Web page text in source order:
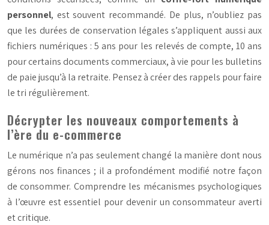
personnel, est souvent recommandé. De plus, n’oubliez pas
que les durées de conservation légales s’appliquent aussi aux
fichiers numériques : 5 ans pour les relevés de compte, 10 ans
pour certains documents commerciaux, à vie pour les bulletins
de paie jusqu’à la retraite. Pensez à créer des rappels pour faire
le tri régulièrement.
Décrypter les nouveaux comportements à
l’ère du e-commerce
Le numérique n’a pas seulement changé la manière dont nous
gérons nos finances ; il a profondément modifié notre façon
de consommer. Comprendre les mécanismes psychologiques
à l’œuvre est essentiel pour devenir un consommateur averti
et critique.